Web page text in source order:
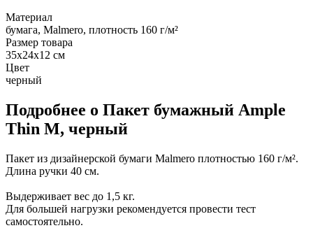
Материал
бумага, Malmero, плотность 160 г/м²
Размер товара
35x24x12 см
Цвет
черный
Подробнее о Пакет бумажный Ample
Thin M, черный
Пакет из дизайнерской бумаги Malmero плотностью 160 г/м².
Длина ручки 40 см.
Выдерживает вес до 1,5 кг.
Для большей нагрузки рекомендуется провести тест
самостоятельно.